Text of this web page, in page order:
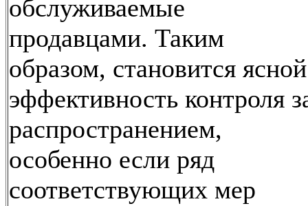
обслуживаемые
продавцами. Таким
образом, становится ясной
эффективность контроля
распространением,
особенно если ряд
соответствующих мер